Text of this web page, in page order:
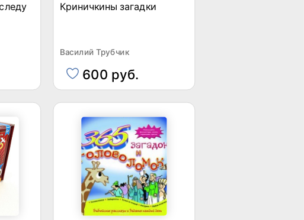
Криничкины загадки
Василий Трубчик
600 руб.